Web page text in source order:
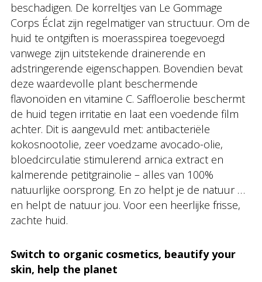
beschadigen. De korreltjes van Le Gommage
Corps Éclat zijn regelmatiger van structuur. Om de
huid te ontgiften is moerasspirea toegevoegd
vanwege zijn uitstekende drainerende en
adstringerende eigenschappen. Bovendien bevat
deze waardevolle plant beschermende
flavonoïden en vitamine C. Saffloerolie beschermt
de huid tegen irritatie en laat een voedende film
achter. Dit is aangevuld met: antibacteriële
kokosnootolie, zeer voedzame avocado-olie,
bloedcirculatie stimulerend arnica extract en
kalmerende petitgrainolie – alles van 100%
natuurlijke oorsprong. En zo helpt je de natuur …
en helpt de natuur jou. Voor een heerlijke frisse,
zachte huid.
Switch to organic cosmetics, beautify your
skin, help the planet